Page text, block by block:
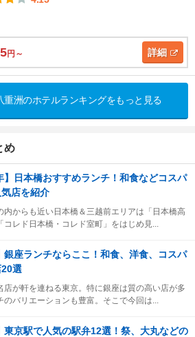
円～ 詳細
重洲のホテルランキングをもっと見る
め
】日本橋おすすめランチ！和食などコスパ
店を紹介
内からも近い日本橋＆三越前エリアは「日本橋高
コレド日本橋・コレド室町」をはじめ見...
銀座ランチならここ！和食、洋食、コスパ
選
店が軒を連ねる東京。特に銀座は質の高い店が多
のバリエーションも豊富。そこで今回は...
東京駅で人気の駅弁12選！祭、大丸などの